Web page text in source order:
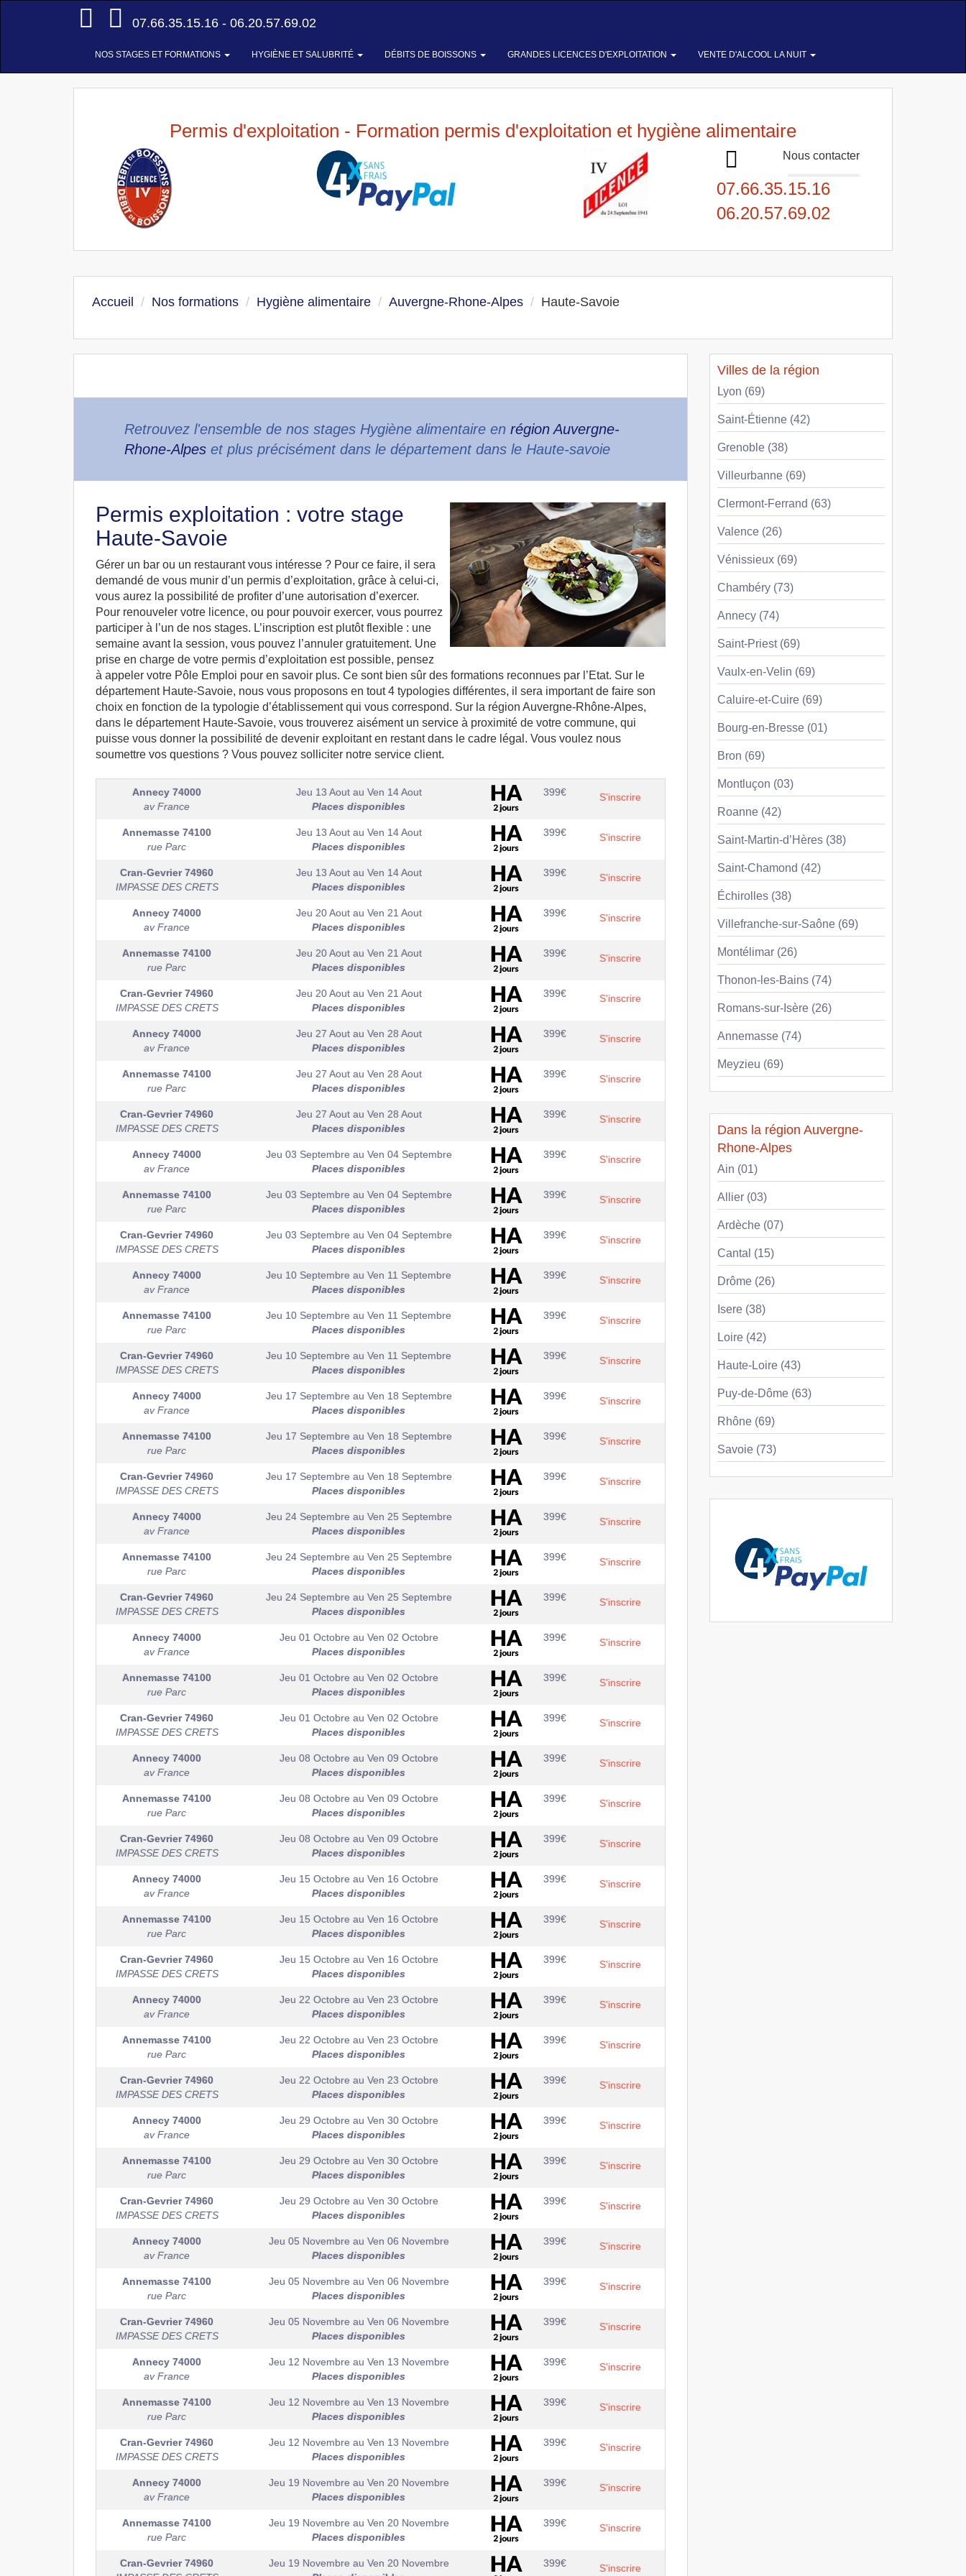
Accueil
07.66.35.15.16 - 06.20.57.69.02
NOS STAGES ET FORMATIONS HYGIÈNE ET SALUBRITÉ DÉBITS DE BOISSONS GRANDES LICENCES D'EXPLOITATION VENTE D'ALCOOL LA NUIT
Permis d'exploitation - Formation permis d'exploitation et hygiène alimentaire
Nous contacter
07.66.35.15.16
06.20.57.69.02
Accueil Nos formations Hygiène alimentaire Auvergne-Rhone-Alpes Haute-Savoie
Retrouvez l'ensemble de nos stages Hygiène alimentaire en région Auvergne-
Rhone-Alpes et plus précisément dans le département dans le Haute-savoie
Permis exploitation : votre stage
Haute-Savoie
Gérer un bar ou un restaurant vous intéresse ? Pour ce faire, il sera
demandé de vous munir d’un permis d’exploitation, grâce à celui-ci,
vous aurez la possibilité de profiter d’une autorisation d’exercer.
Pour renouveler votre licence, ou pour pouvoir exercer, vous pourrez
participer à l’un de nos stages. L’inscription est plutôt flexible : une
semaine avant la session, vous pouvez l’annuler gratuitement. Une
prise en charge de votre permis d’exploitation est possible, pensez
à appeler votre Pôle Emploi pour en savoir plus. Ce sont bien sûr des formations reconnues par l’Etat. Sur le
département Haute-Savoie, nous vous proposons en tout 4 typologies différentes, il sera important de faire son
choix en fonction de la typologie d’établissement qui vous correspond. Sur la région Auvergne-Rhône-Alpes,
dans le département Haute-Savoie, vous trouverez aisément un service à proximité de votre commune, qui
puisse vous donner la possibilité de devenir exploitant en restant dans le cadre légal. Vous voulez nous
soumettre vos questions ? Vous pouvez solliciter notre service client.
Annecy 74000
av France
Jeu 13 Aout au Ven 14 Aout
Places disponibles
399€ S'inscrire
Annemasse 74100
rue Parc
Jeu 13 Aout au Ven 14 Aout
Places disponibles
399€ S'inscrire
Cran-Gevrier74960
IMPASSE DES CRETS
Jeu 13 Aout au Ven 14 Aout
Places disponibles
399€ S'inscrire
Annecy 74000
av France
Jeu 20 Aout au Ven 21 Aout
Places disponibles
399€ S'inscrire
Annemasse 74100
rue Parc
Jeu 20 Aout au Ven 21 Aout
Places disponibles
399€ S'inscrire
Cran-Gevrier74960
IMPASSE DES CRETS
Jeu 20 Aout au Ven 21 Aout
Places disponibles
399€ S'inscrire
Annecy 74000
av France
Jeu 27 Aout au Ven 28 Aout
Places disponibles
399€ S'inscrire
Annemasse 74100
rue Parc
Jeu 27 Aout au Ven 28 Aout
Places disponibles
399€ S'inscrire
Cran-Gevrier74960
IMPASSE DES CRETS
Jeu 27 Aout au Ven 28 Aout
Places disponibles
399€ S'inscrire
Annecy 74000
av France
Jeu 03 Septembre au Ven 04 Septembre
Places disponibles
399€ S'inscrire
Annemasse 74100
rue Parc
Jeu 03 Septembre au Ven 04 Septembre
Places disponibles
399€ S'inscrire
Cran-Gevrier74960
IMPASSE DES CRETS
Jeu 03 Septembre au Ven 04 Septembre
Places disponibles
399€ S'inscrire
Annecy 74000
av France
Jeu 10 Septembre au Ven 11 Septembre
Places disponibles
399€ S'inscrire
Annemasse 74100
rue Parc
Jeu 10 Septembre au Ven 11 Septembre
Places disponibles
399€ S'inscrire
Cran-Gevrier74960
IMPASSE DES CRETS
Jeu 10 Septembre au Ven 11 Septembre
Places disponibles
399€ S'inscrire
Annecy 74000
av France
Jeu 17 Septembre au Ven 18 Septembre
Places disponibles
399€ S'inscrire
Annemasse 74100
rue Parc
Jeu 17 Septembre au Ven 18 Septembre
Places disponibles
399€ S'inscrire
Cran-Gevrier74960
IMPASSE DES CRETS
Jeu 17 Septembre au Ven 18 Septembre
Places disponibles
399€ S'inscrire
Annecy 74000
av France
Jeu 24 Septembre au Ven 25 Septembre
Places disponibles
399€ S'inscrire
Annemasse 74100
rue Parc
Jeu 24 Septembre au Ven 25 Septembre
Places disponibles
399€ S'inscrire
Cran-Gevrier74960
IMPASSE DES CRETS
Jeu 24 Septembre au Ven 25 Septembre
Places disponibles
399€ S'inscrire
Annecy 74000
av France
Jeu 01 Octobre au Ven 02 Octobre
Places disponibles
399€ S'inscrire
Annemasse 74100
rue Parc
Jeu 01 Octobre au Ven 02 Octobre
Places disponibles
399€ S'inscrire
Cran-Gevrier74960
IMPASSE DES CRETS
Jeu 01 Octobre au Ven 02 Octobre
Places disponibles
399€ S'inscrire
Annecy 74000
av France
Jeu 08 Octobre au Ven 09 Octobre
Places disponibles
399€ S'inscrire
Annemasse 74100
rue Parc
Jeu 08 Octobre au Ven 09 Octobre
Places disponibles
399€ S'inscrire
Cran-Gevrier74960
IMPASSE DES CRETS
Jeu 08 Octobre au Ven 09 Octobre
Places disponibles
399€ S'inscrire
Annecy 74000
av France
Jeu 15 Octobre au Ven 16 Octobre
Places disponibles
399€ S'inscrire
Annemasse 74100
rue Parc
Jeu 15 Octobre au Ven 16 Octobre
Places disponibles
399€ S'inscrire
Cran-Gevrier74960
IMPASSE DES CRETS
Jeu 15 Octobre au Ven 16 Octobre
Places disponibles
399€ S'inscrire
Annecy 74000
av France
Jeu 22 Octobre au Ven 23 Octobre
Places disponibles
399€ S'inscrire
Annemasse 74100
rue Parc
Jeu 22 Octobre au Ven 23 Octobre
Places disponibles
399€ S'inscrire
Cran-Gevrier74960
IMPASSE DES CRETS
Jeu 22 Octobre au Ven 23 Octobre
Places disponibles
399€ S'inscrire
Annecy 74000
av France
Jeu 29 Octobre au Ven 30 Octobre
Places disponibles
399€ S'inscrire
Annemasse 74100
rue Parc
Jeu 29 Octobre au Ven 30 Octobre
Places disponibles
399€ S'inscrire
Cran-Gevrier74960
IMPASSE DES CRETS
Jeu 29 Octobre au Ven 30 Octobre
Places disponibles
399€ S'inscrire
Annecy 74000
av France
Jeu 05 Novembre au Ven 06 Novembre
Places disponibles
399€ S'inscrire
Annemasse 74100
rue Parc
Jeu 05 Novembre au Ven 06 Novembre
Places disponibles
399€ S'inscrire
Cran-Gevrier74960
IMPASSE DES CRETS
Jeu 05 Novembre au Ven 06 Novembre
Places disponibles
399€ S'inscrire
Annecy 74000
av France
Jeu 12 Novembre au Ven 13 Novembre
Places disponibles
399€ S'inscrire
Annemasse 74100
rue Parc
Jeu 12 Novembre au Ven 13 Novembre
Places disponibles
399€ S'inscrire
Cran-Gevrier74960
IMPASSE DES CRETS
Jeu 12 Novembre au Ven 13 Novembre
Places disponibles
399€ S'inscrire
Annecy 74000
av France
Jeu 19 Novembre au Ven 20 Novembre
Places disponibles
399€ S'inscrire
Annemasse 74100
rue Parc
Jeu 19 Novembre au Ven 20 Novembre
Places disponibles
399€ S'inscrire
Cran-Gevrier74960
Jeu 19 Novembre au Ven 20 Novembre
399€ S'inscrire
Villes de la région
Lyon (69)
Saint-Étienne (42)
Grenoble (38)
Villeurbanne (69)
Clermont-Ferrand (63)
Valence (26)
Vénissieux (69)
Chambéry (73)
Annecy (74)
Saint-Priest (69)
Vaulx-en-Velin (69)
Caluire-et-Cuire (69)
Bourg-en-Bresse (01)
Bron (69)
Montluçon (03)
Roanne (42)
Saint-Martin-d’Hères (38)
Saint-Chamond (42)
Échirolles (38)
Villefranche-sur-Saône (69)
Montélimar (26)
Thonon-les-Bains (74)
Romans-sur-Isère (26)
Annemasse (74)
Meyzieu (69)
Dans la région Auvergne-
Rhone-Alpes
Ain (01)
Allier (03)
Ardèche (07)
Cantal (15)
Drôme (26)
Isere (38)
Loire (42)
Haute-Loire (43)
Puy-de-Dôme (63)
Rhône (69)
Savoie (73)